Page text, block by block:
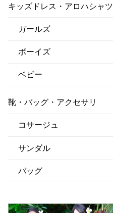
キッズドレス・アロハシャツ
ガールズ
ボーイズ
ベビー
靴・バッグ・アクセサリ
コサージュ
サンダル
バッグ